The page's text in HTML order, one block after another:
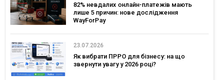
82% невдалих онлайн-платежів мають
лише 5 причин: нове дослідження
WayForPay
23.07.2026
Як вибрати ПРРО для бізнесу: на що
звернути увагу у 2026 році?